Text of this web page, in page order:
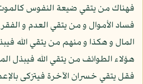
فهناك من يتقي ضيعة النفوس
فساد الأموال و من يتقي العدم و
المال و هكذا و منهم من يتقي الله
هؤلاء الطوائف من يتقي الله فيبذل
فقل يتقي خسران الآخرة فيتزكى